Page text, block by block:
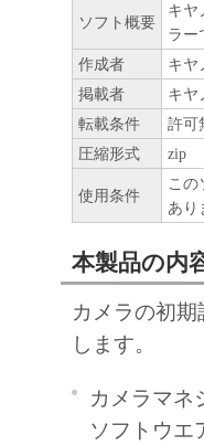
ル
こ
譲
す。
お
を
の
しま
お
行
制限
ソフト概要
キヤ
ラー
作成者
キヤ
掲載者
キヤ
転載条件
許可
圧縮形式
zip
使用条件
この
あり
本製品の内
カメラの初
します。
カメラマネ
ソフトウエ